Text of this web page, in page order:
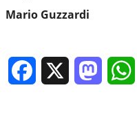
Mario Guzzardi
Facebook